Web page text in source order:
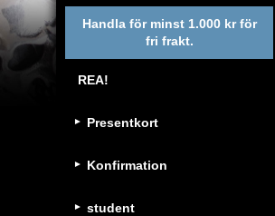
Handla för minst 1.000 kr för
fri frakt.
REA!
Presentkort
Konfirmation
student